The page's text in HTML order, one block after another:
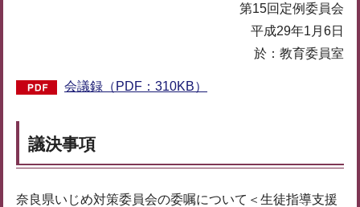
第15回定例委員会
平成29年1月6日
於：教育委員室
会議録（PDF：310KB）
議決事項
奈良県いじめ対策委員会の委嘱について＜生徒指導支援